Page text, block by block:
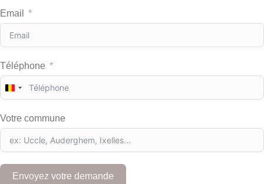
Email
Téléphone
B
e
g
u
3
Votre commune
Envoyez votre demande